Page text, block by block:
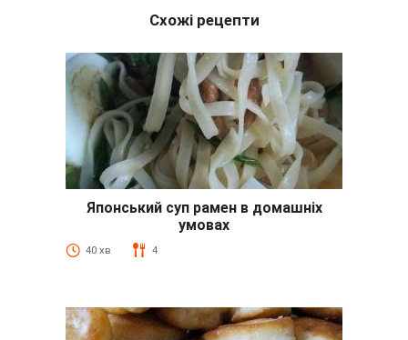
Схожі рецепти
Японський суп рамен в домашніх
умовах
40 хв 4